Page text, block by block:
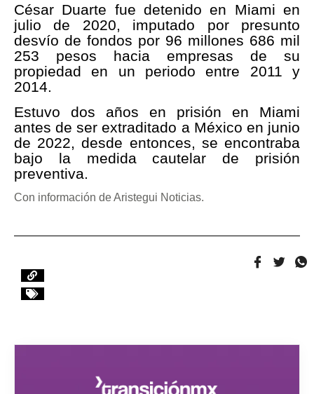
César Duarte fue detenido en Miami en
julio de 2020, imputado por presunto
desvío de fondos por 96 millones 686 mil
253 pesos hacia empresas de su
propiedad en un periodo entre 2011 y
2014.
Estuvo dos años en prisión en Miami
antes de ser extraditado a México en junio
de 2022, desde entonces, se encontraba
bajo la medida cautelar de prisión
preventiva.
Con información de Aristegui Noticias.